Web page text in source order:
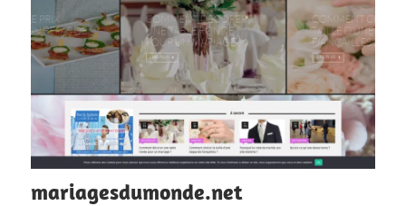
mariagesdumonde.net